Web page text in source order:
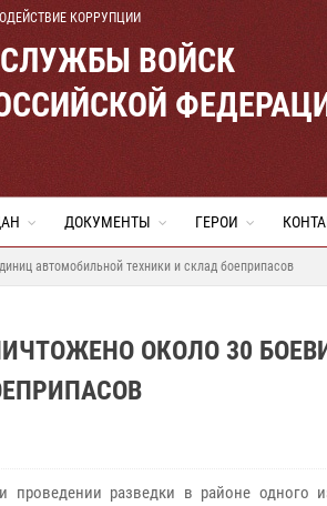
КОРРУПЦИИ
ВОЙСК
ДОКУМЕНТЫ ГЕРОИ
автомобильной техники и склад боеприпасов
ОКОЛО 30
проведении разведки в районе одного